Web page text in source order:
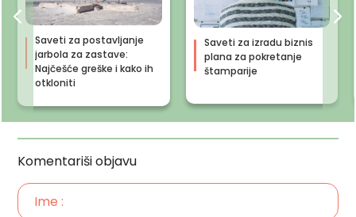
Saveti za postavljanje
jarbola za zastave:
Najčešće greške i kako ih
otkloniti
Saveti za izradu biznis
plana za pokretanje
štamparije
Komentariši objavu